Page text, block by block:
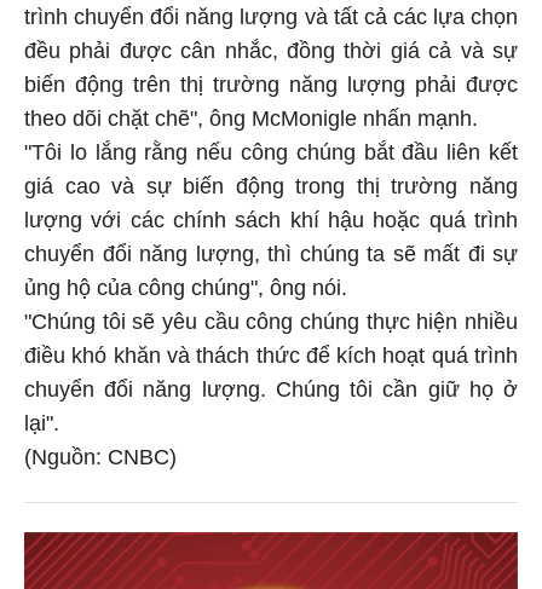
trình chuyển đổi năng lượng và tất cả các lựa chọn
đều phải được cân nhắc, đồng thời giá cả và sự
biến động trên thị trường năng lượng phải được
theo dõi chặt chẽ", ông McMonigle nhấn mạnh.
"Tôi lo lắng rằng nếu công chúng bắt đầu liên kết
giá cao và sự biến động trong thị trường năng
lượng với các chính sách khí hậu hoặc quá trình
chuyển đổi năng lượng, thì chúng ta sẽ mất đi sự
ủng hộ của công chúng", ông nói.
"Chúng tôi sẽ yêu cầu công chúng thực hiện nhiều
điều khó khăn và thách thức để kích hoạt quá trình
chuyển đổi năng lượng. Chúng tôi cần giữ họ ở
lại".
(Nguồn: CNBC)